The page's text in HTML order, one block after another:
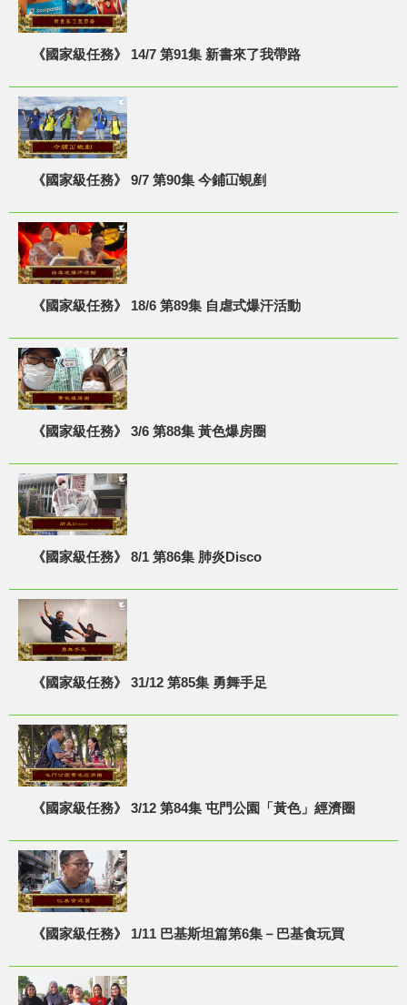
《國家級任務》 14/7 第91集 新書來了我帶路
《國家級任務》 9/7 第90集 今鋪冚蜆剷
《國家級任務》 18/6 第89集 自虐式爆汗活動
《國家級任務》 3/6 第88集 黃色爆房圈
《國家級任務》 8/1 第86集 肺炎Disco
《國家級任務》 31/12 第85集 勇舞手足
《國家級任務》 3/12 第84集 屯門公園「黃色」經濟圈
《國家級任務》 1/11 巴基斯坦篇第6集－巴基食玩買